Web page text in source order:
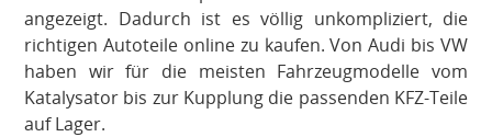
angezeigt. Dadurch ist es völlig unkompliziert, die
richtigen Autoteile online zu kaufen. Von Audi bis VW
haben wir für die meisten Fahrzeugmodelle vom
Katalysator bis zur Kupplung die passenden KFZ-Teile
auf Lager.